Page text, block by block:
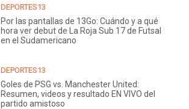
DEPORTES13
Por las pantallas de 13Go: Cuándo y a qué
hora ver debut de La Roja Sub 17 de Futsal
en el Sudamericano
DEPORTES13
Goles de PSG vs. Manchester United:
Resumen, videos y resultado EN VIVO del
partido amistoso